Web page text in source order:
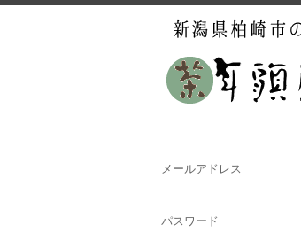
メールアドレス
パスワード